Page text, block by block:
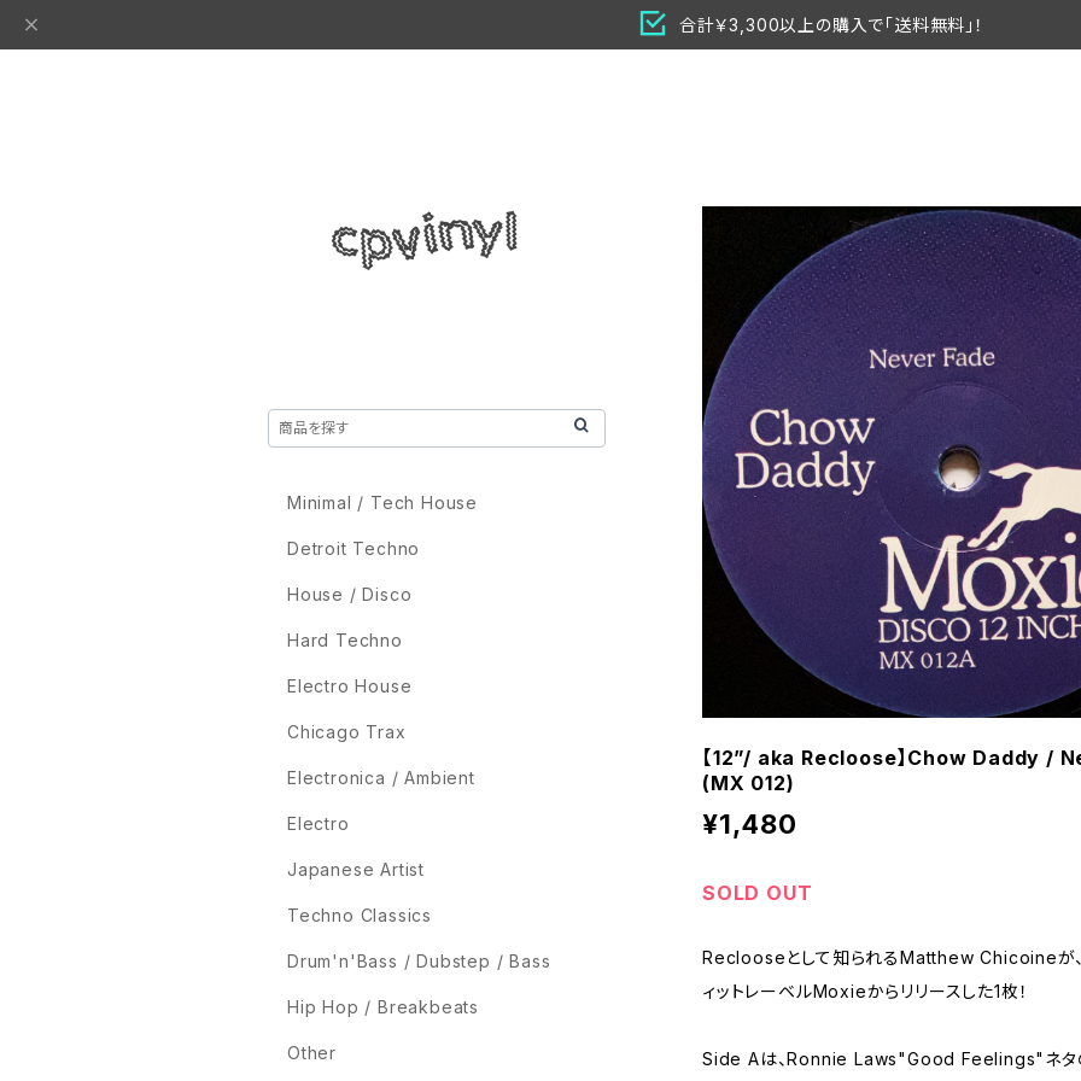
合計￥3,300以上の購入で「送料無料」！
【12”/ aka Recloose】Chow Daddy /
(MX 012)
¥1,480
SOLD OUT
Reclooseとして知られるMatthew Chicoineが
ィットレーベルMoxieからリリースした1枚！
Side Aは、Ronnie Laws"Good Feelings"ネ
Minimal / Tech House
Detroit Techno
House / Disco
Hard Techno
Electro House
Chicago Trax
Electronica / Ambient
Electro
Japanese Artist
Techno Classics
Drum'n'Bass / Dubstep / Bass
Hip Hop / Breakbeats
Other